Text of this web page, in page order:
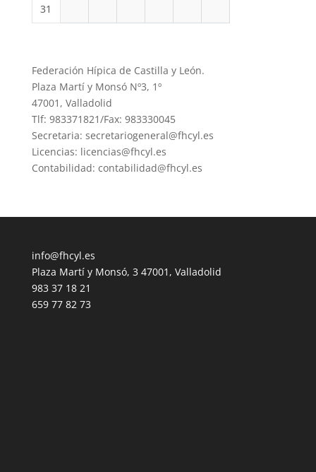
31
Federación Hípica de Castilla y León.
Plaza Martí y Monsó Nº3, 1º
47001, Valladolid
Tlf: 983371821/Fax: 983330045
Secretaria: secretariogeneral@fhcyl.es
Licencias: licencias@fhcyl.es
Contabilidad: contabilidad@fhcyl.es
info@fhcyl.es
Plaza Martí y Monsó, 3 47001, Valladolid
983 37 18 21
659 77 82 73